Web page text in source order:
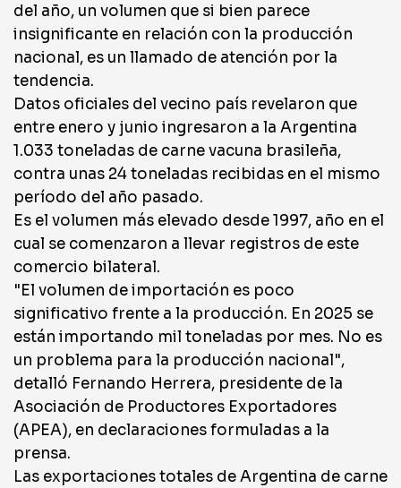
del año, un volumen que si bien parece
insignificante en relación con la producción
nacional, es un llamado de atención por la
tendencia.
Datos oficiales del vecino país revelaron que
entre enero y junio ingresaron a la Argentina
1.033 toneladas de carne vacuna brasileña,
contra unas 24 toneladas recibidas en el mismo
período del año pasado.
Es el volumen más elevado desde 1997, año en el
cual se comenzaron a llevar registros de este
comercio bilateral.
"El volumen de importación es poco
significativo frente a la producción. En 2025 se
están importando mil toneladas por mes. No es
un problema para la producción nacional",
detalló Fernando Herrera, presidente de la
Asociación de Productores Exportadores
(APEA), en declaraciones formuladas a la
prensa.
Las exportaciones totales de Argentina de carne